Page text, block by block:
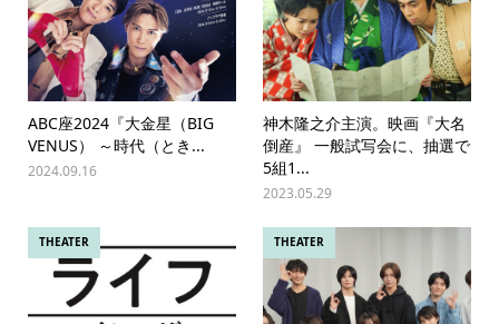
ABC座2024『大金星（BIG
VENUS） ～時代（とき...
2024.09.16
神⽊隆之介主演。映画『大名
倒産』 一般試写会に、抽選で
5組1...
2023.05.29
THEATER THEATER